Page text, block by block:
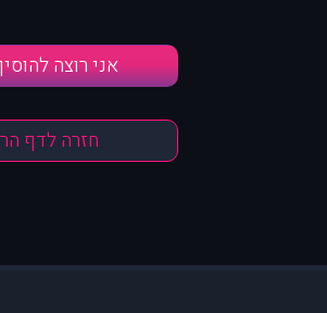
אני רוצה
חזרה לדף